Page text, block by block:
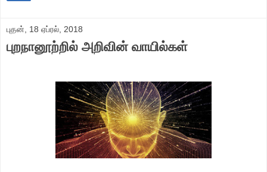
புதன், 18 ஏப்ரல், 2018
புறநானூற்றில் அறிவின் வாயில்கள்